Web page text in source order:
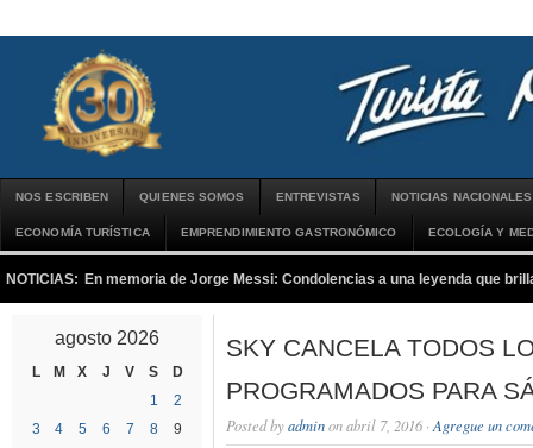
NOS ESCRIBEN QUIENES SOMOS ENTREVISTAS NOTICIAS NACIONALES
ECONOMÍA TURÍSTICA EMPRENDIMIENTO GASTRONÓMICO ECOLOGÍA Y
NOTICIAS: En memoria de Jorge Messi: Condolencias a una leyenda que
agosto 2026
L M X J V S
D
1
2
3
4 5 6 7 8
9
SKY CANCELA TODOS
PROGRAMADOS PARA
Posted byadminon abril 7, 2016 · Agregue un